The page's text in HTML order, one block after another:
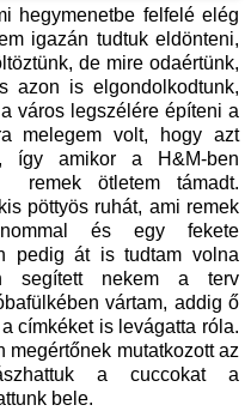
hegymenetbe felfelé elég
igazán tudtuk eldönteni,
de mire odaértünk,
azon is elgondolkodtunk,
város legszélére építeni a
melegem volt, hogy azt
így amikor a H&M-ben
remek ötletem támadt.
pöttyös ruhát, ami remek
és egy fekete
pedig át is tudtam volna
segített nekem a terv
vártam, addig ő
címkéket is levágatta róla.
megértőnek mutatkozott az
a cuccokat a
bele.